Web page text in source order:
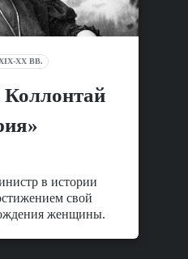
XX ВВ.
Коллонтай
в истории
свой
женщины.